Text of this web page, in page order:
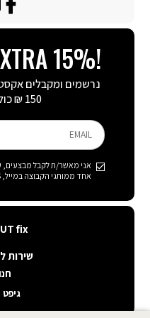
fix
קצת
תנאי
קשרי
דרושים
שירות
פה
איפה
15%!
150 ₪ כולל כפל הנחות
EMAIL
אני מאשר/ת לקבל מבצעים,
אחד ממותגי הקבוצה במייל, SMS ושאר ערוצי המדיה.